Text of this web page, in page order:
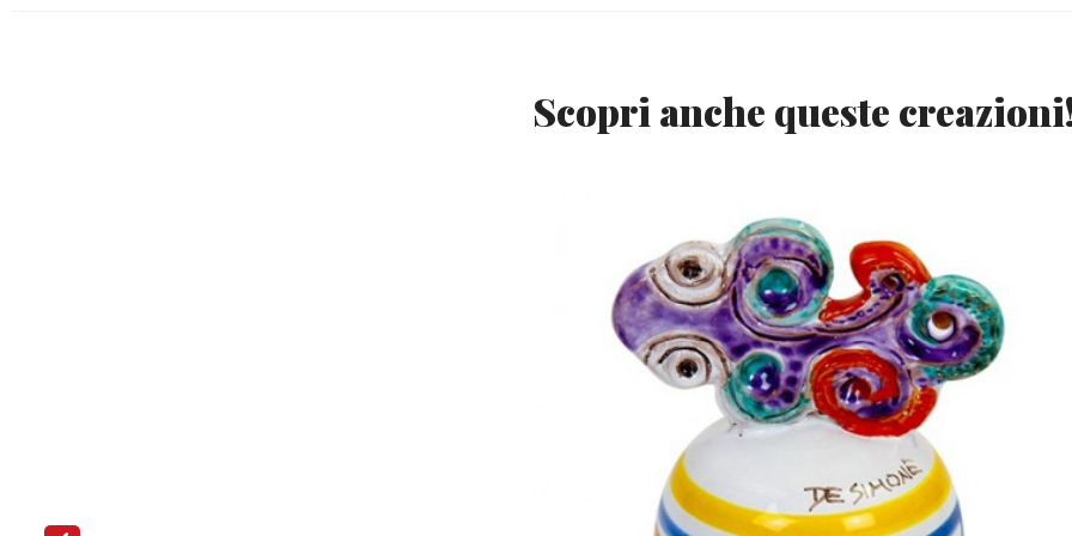
Scopri anche queste